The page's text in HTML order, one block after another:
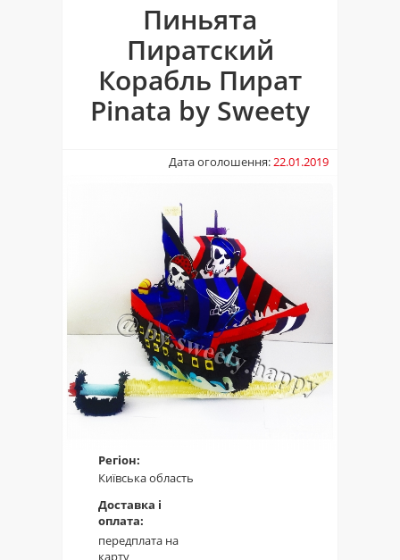
Пиньята
Пиратский
Корабль Пират
Pinata by Sweety
Дата оголошення:22.01.2019
Регіон:
Київська область
Доставка і
оплата:
передплата на
карту